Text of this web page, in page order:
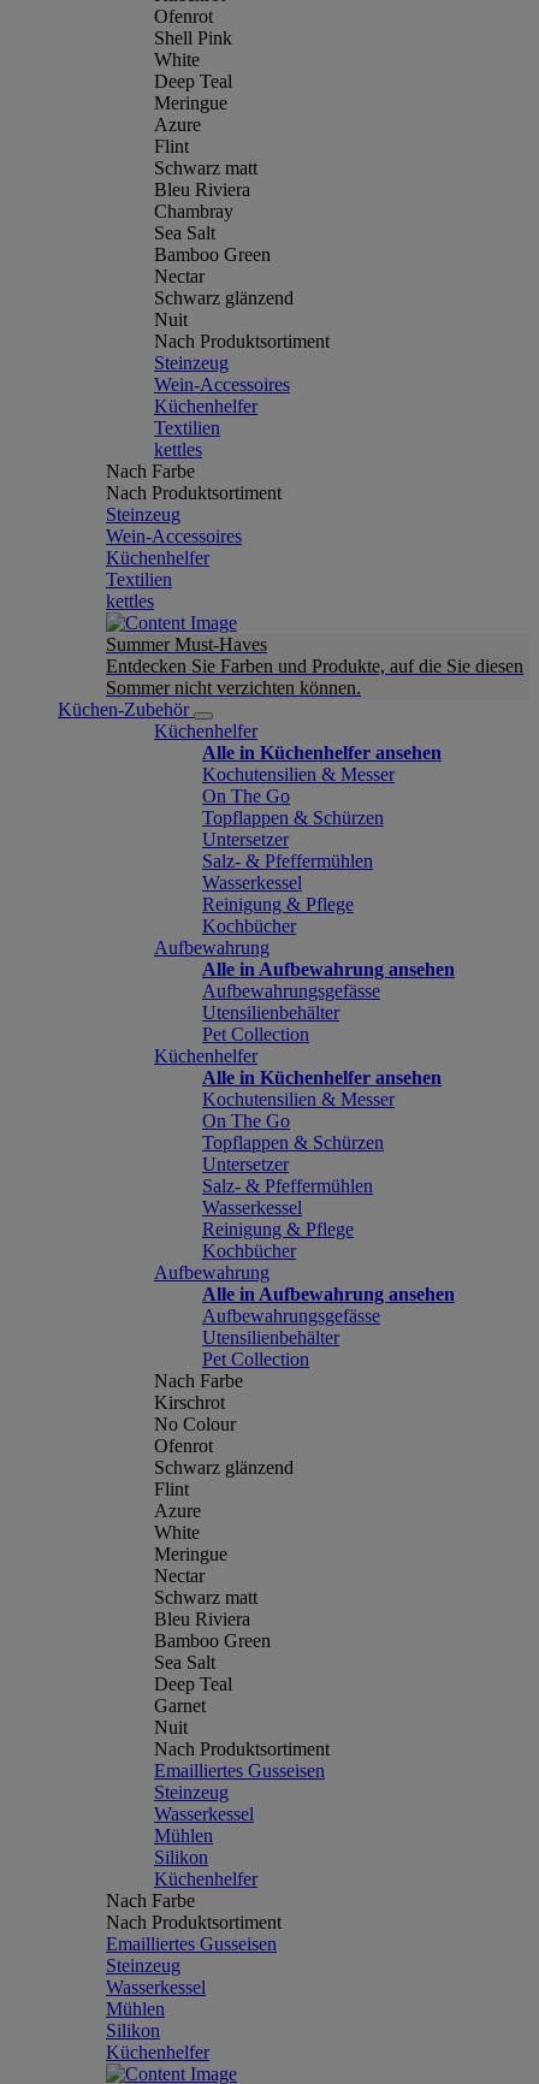
Ofenrot
Shell Pink
White
Deep Teal
Meringue
Azure
Flint
Schwarz matt
Bleu Riviera
Chambray
Sea Salt
Bamboo Green
Nectar
Schwarz glänzend
Nuit
Nach Produktsortiment
Steinzeug
Wein-Accessoires
Küchenhelfer
Textilien
kettles
Nach Farbe
Nach Produktsortiment
Steinzeug
Wein-Accessoires
Küchenhelfer
Textilien
kettles
Summer Must-Haves
Entdecken Sie Farben und Produkte, auf die Sie diesen
Sommer nicht verzichten können.
Küchen-Zubehör
Küchenhelfer
Alle in Küchenhelfer ansehen
Kochutensilien & Messer
On The Go
Topflappen & Schürzen
Untersetzer
Salz- & Pfeffermühlen
Wasserkessel
Reinigung & Pflege
Kochbücher
Aufbewahrung
Alle in Aufbewahrung ansehen
Aufbewahrungsgefässe
Utensilienbehälter
Pet Collection
Küchenhelfer
Alle in Küchenhelfer ansehen
Kochutensilien & Messer
On The Go
Topflappen & Schürzen
Untersetzer
Salz- & Pfeffermühlen
Wasserkessel
Reinigung & Pflege
Kochbücher
Aufbewahrung
Alle in Aufbewahrung ansehen
Aufbewahrungsgefässe
Utensilienbehälter
Pet Collection
Nach Farbe
Kirschrot
No Colour
Ofenrot
Schwarz glänzend
Flint
Azure
White
Meringue
Nectar
Schwarz matt
Bleu Riviera
Bamboo Green
Sea Salt
Deep Teal
Garnet
Nuit
Nach Produktsortiment
Emailliertes Gusseisen
Steinzeug
Wasserkessel
Mühlen
Silikon
Küchenhelfer
Nach Farbe
Nach Produktsortiment
Emailliertes Gusseisen
Steinzeug
Wasserkessel
Mühlen
Silikon
Küchenhelfer